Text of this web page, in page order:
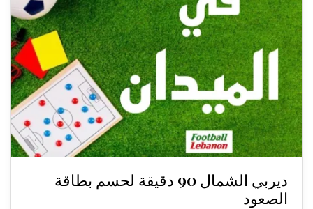
ديربي الشمال 90 دقيقة لحسم بطاقة
الصعود